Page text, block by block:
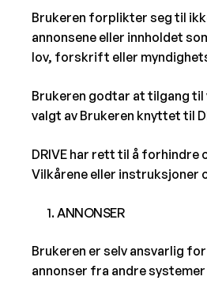
Brukeren forplikter seg til
annonsene eller innholdet
lov, forskrift eller
Brukeren godtar at tilgang til
valgt av Brukeren knyttet til
DRIVE har rett til å forhindre
Vilkårene eller instruksjoner
ANNONSER
Brukeren er selv ansvarlig
annonser fra andre